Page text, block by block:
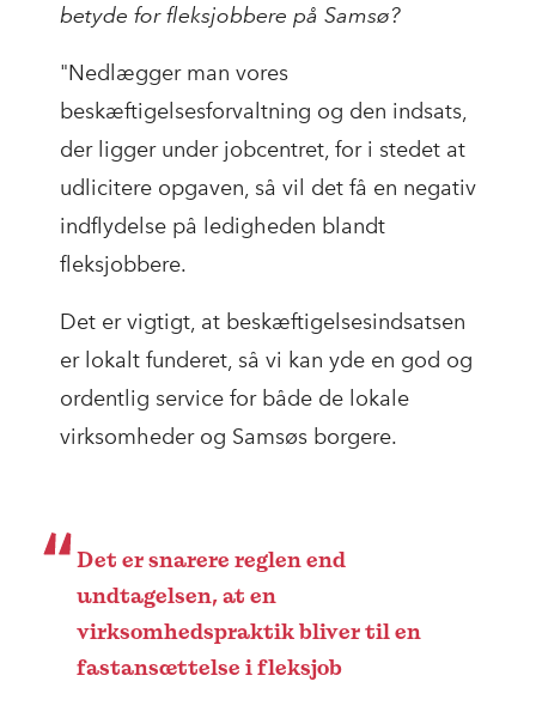
betyde for fleksjobbere på Samsø?
"Nedlægger man vores
beskæftigelsesforvaltning og den indsats,
der ligger under jobcentret, for i stedet at
udlicitere opgaven, så vil det få en negativ
indflydelse på ledigheden blandt
fleksjobbere.
Det er vigtigt, at beskæftigelsesindsatsen
er lokalt funderet, så vi kan yde en god og
ordentlig service for både de lokale
virksomheder og Samsøs borgere.
Det er snarere reglen end
undtagelsen, at en
virksomhedspraktik bliver til en
fastansættelse i fleksjob